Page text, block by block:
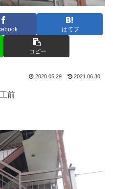
はてブ
コピー
2020.05.29 2021.06.30
前